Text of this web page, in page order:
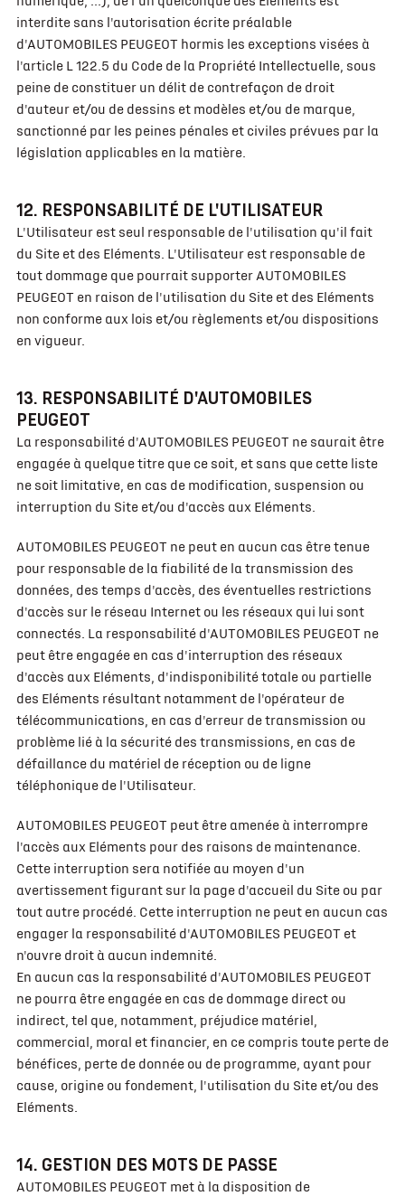
interdite sans l'autorisation écrite préalable
d'AUTOMOBILES PEUGEOT hormis les exceptions visées à
l'article L 122.5 du Code de la Propriété Intellectuelle, sous
peine de constituer un délit de contrefaçon de droit
d'auteur et/ou de dessins et modèles et/ou de marque,
sanctionné par les peines pénales et civiles prévues par la
législation applicables en la matière.
12. RESPONSABILITÉ DE L'UTILISATEUR
L'Utilisateur est seul responsable de l'utilisation qu'il fait
du Site et des Eléments. L'Utilisateur est responsable de
tout dommage que pourrait supporter AUTOMOBILES
PEUGEOT en raison de l'utilisation du Site et des Eléments
non conforme aux lois et/ou règlements et/ou dispositions
en vigueur.
13. RESPONSABILITÉ D'AUTOMOBILES
PEUGEOT
La responsabilité d'AUTOMOBILES PEUGEOT ne saurait être
engagée à quelque titre que ce soit, et sans que cette liste
ne soit limitative, en cas de modification, suspension ou
interruption du Site et/ou d'accès aux Eléments.
AUTOMOBILES PEUGEOT ne peut en aucun cas être tenue
pour responsable de la fiabilité de la transmission des
données, des temps d'accès, des éventuelles restrictions
d'accès sur le réseau Internet ou les réseaux qui lui sont
connectés. La responsabilité d'AUTOMOBILES PEUGEOT ne
peut être engagée en cas d'interruption des réseaux
d'accès aux Eléments, d'indisponibilité totale ou partielle
des Eléments résultant notamment de l'opérateur de
télécommunications, en cas d'erreur de transmission ou
problème lié à la sécurité des transmissions, en cas de
défaillance du matériel de réception ou de ligne
téléphonique de l'Utilisateur.
AUTOMOBILES PEUGEOT peut être amenée à interrompre
l'accès aux Eléments pour des raisons de maintenance.
Cette interruption sera notifiée au moyen d'un
avertissement figurant sur la page d'accueil du Site ou par
tout autre procédé. Cette interruption ne peut en aucun cas
engager la responsabilité d'AUTOMOBILES PEUGEOT et
n'ouvre droit à aucun indemnité.
En aucun cas la responsabilité d'AUTOMOBILES PEUGEOT
ne pourra être engagée en cas de dommage direct ou
indirect, tel que, notamment, préjudice matériel,
commercial, moral et financier, en ce compris toute perte de
bénéfices, perte de donnée ou de programme, ayant pour
cause, origine ou fondement, l'utilisation du Site et/ou des
Eléments.
14. GESTION DES MOTS DE PASSE
AUTOMOBILES PEUGEOT met à la disposition de